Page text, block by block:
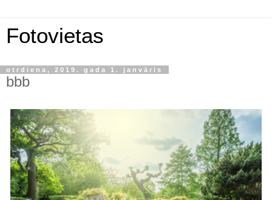
Fotovietas
otrdiena, 2019. gada 1. janvāris
bbb